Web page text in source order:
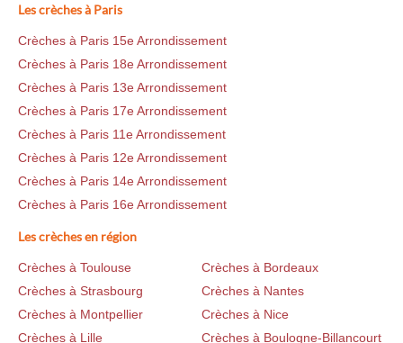
Les crèches à Paris
Crèches à Paris 15e Arrondissement
Crèches à Paris 18e Arrondissement
Crèches à Paris 13e Arrondissement
Crèches à Paris 17e Arrondissement
Crèches à Paris 11e Arrondissement
Crèches à Paris 12e Arrondissement
Crèches à Paris 14e Arrondissement
Crèches à Paris 16e Arrondissement
Les crèches en région
Crèches à Toulouse
Crèches à Bordeaux
Crèches à Strasbourg
Crèches à Nantes
Crèches à Montpellier
Crèches à Nice
Crèches à Lille
Crèches à Boulogne-Billancourt